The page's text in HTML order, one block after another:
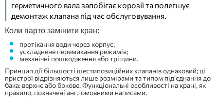
герметичного вала запобігає корозії та полегшує
демонтаж клапана під час обслуговування.
Коли варто замінити кран:
протікання води через корпус;
ускладнене перемикання режимів;
механічні пошкодження або тріщини.
Принцип дії більшості шестипозиційних клапанів однаковий; ці
пристрої відрізняються лише розмірами та типом під’єднання до
бака: верхнє або бокове. Функціональні особливості на крані, як
правило, позначені англомовними написами.